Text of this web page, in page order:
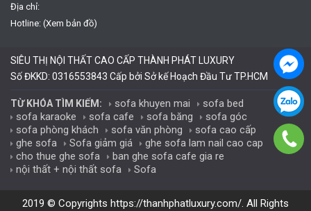
Địa chỉ:
Hotline: (Xem bản đồ)
SIÊU THỊ NỘI THẤT CAO CẤP THÀNH PHÁT LUXURY
Số ĐKKD: 0316553843 Cấp bởi Sở kế Hoạch Đầu Tư TP.HCM
TỪ KHÓA TÌM KIẾM: sofa khuyen mai
sofa bed
sofa karaoke
sofa cafe sofa băng
sofa góc
sofa phòng khách
sofa văn phòng
sofa cao cấp
ghe sofa
Sofa giảm giá
ghe sofa lam nail cao cap
cho thue ghe sofa
ban ghe sofa cafe gia re
nội thất + nội thất sofa
Sofa
2019 © Copyrights https://thanhphatluxury.com/. All Rights